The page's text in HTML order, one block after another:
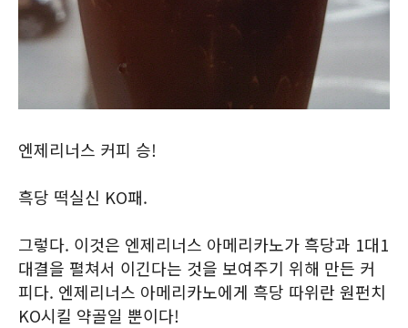
엔제리너스 커피 승!
흑당 떡실신 KO패.
그렇다. 이것은 엔제리너스 아메리카노가 흑당과 1대1
대결을 펼쳐서 이긴다는 것을 보여주기 위해 만든 커
피다. 엔제리너스 아메리카노에게 흑당 따위란 원펀치
KO시킬 약골일 뿐이다!